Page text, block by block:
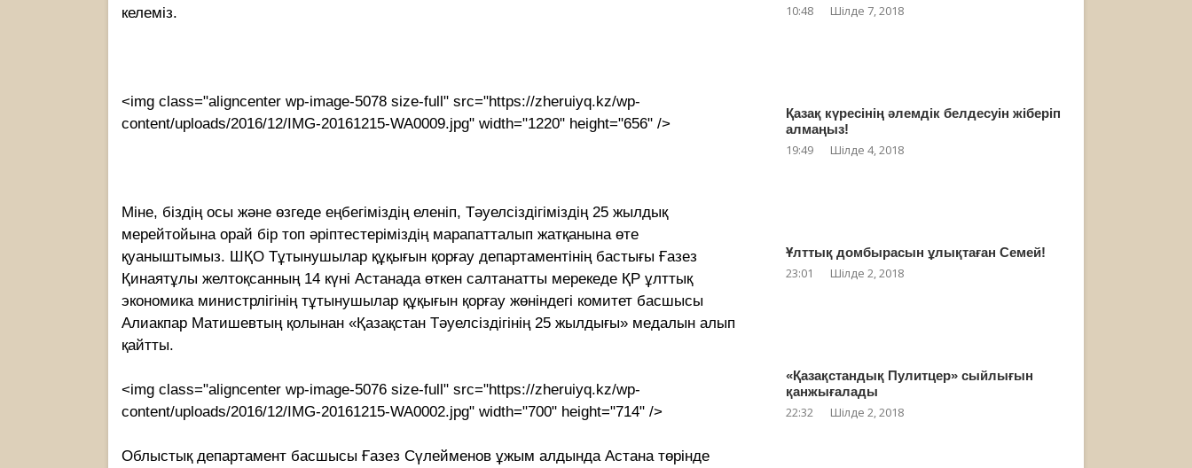
келеміз.
<img class="aligncenter wp-image-5078 size-full" src="https://zheruiyq.kz/wp-
content/uploads/2016/12/IMG-20161215-WA0009.jpg" width="1220" height="656" />
Міне, біздің осы және өзгеде еңбегіміздің еленіп, Тәуелсіздігіміздің 25 жылдық
мерейтойына орай бір топ әріптестеріміздің марапатталып жатқанына өте
қуаныштымыз. ШҚО Тұтынушылар құқығын қорғау департаментінің бастығы Ғазез
Қинаятұлы желтоқсанның 14 күні Астанада өткен салтанатты мерекеде ҚР ұлттық
экономика министрлігінің тұтынушылар құқығын қорғау жөніндегі комитет басшысы
Алиакпар Матишевтың қолынан «Қазақстан Тәуелсіздігінің 25 жылдығы» медалын алып
қайтты.
<img class="aligncenter wp-image-5076 size-full" src="https://zheruiyq.kz/wp-
content/uploads/2016/12/IMG-20161215-WA0002.jpg" width="700" height="714" />
Облыстық департамент басшысы Ғазез Сүлейменов ұжым алдында Астана төрінде
10:48 Шілде 7, 2018
Қазақ күресінің әлемдік белдесуін жіберіп
алмаңыз!
19:49 Шілде 4, 2018
Ұлттық домбырасын ұлықтаған Семей!
23:01 Шілде 2, 2018
«Қазақстандық Пулитцер» сыйлығын
қанжығалады
22:32 Шілде 2, 2018